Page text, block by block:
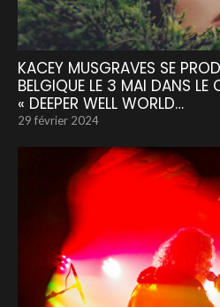
KACEY MUSGRAVES SE
BELGIQUE LE 3 MAI DANS LE
« DEEPER WELL WORLD…
29 février 2024